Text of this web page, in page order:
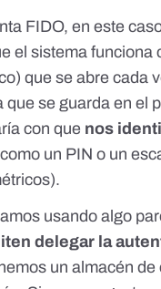
FIDO, en este
el sistema funciona
que se abre cada
se guarda en el
con que nos
un PIN o un
usando algo
delegar la
un almacén